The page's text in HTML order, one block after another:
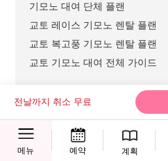
메뉴 예약 계획
기모노 대여 단체 플랜
교토 레이스 기모노 렌탈 플랜
교토 복고풍 기모노 렌탈 플랜
교토 기모노 대여 전체 가이드
교토 유카타 렌탈 플랜 목록
교토 유카타 헤어 세트 플랜
교토 유카타 헤어셋 학할 플랜
전날까지 취소 무료